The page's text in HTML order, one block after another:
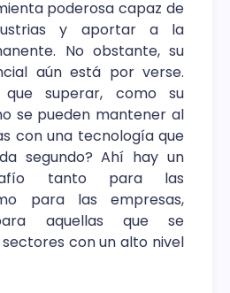
poderosa capaz de
y aportar a la
No obstante, su
aún está por verse.
superar, como su
se pueden mantener al
con una tecnología que
segundo? Ahí hay un
tanto para las
para las empresas,
aquellas que se
con un alto nivel